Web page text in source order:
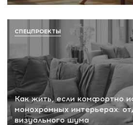
Как жить, если комфортно
монохромных интерьерах:
визуального шума
СПЕЦПРОЕКТЫ